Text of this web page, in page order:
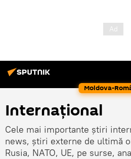
Moldova-
Internaţional
Cele mai importante știri
news, știri externe de ultimă
Rusia, NATO, UE, pe surse,